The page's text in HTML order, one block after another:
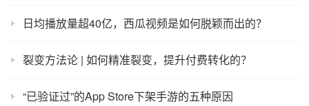
日均播放量超40亿，西瓜视频是如何脱颖而出的？
裂变方法论 | 如何精准裂变，提升付费转化的？
“已验证过”的App Store下架手游的五种原因